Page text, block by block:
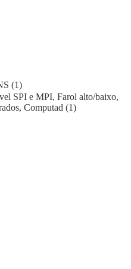
(1)
SPI e MPI, Farol alto/baixo,
Computad (1)